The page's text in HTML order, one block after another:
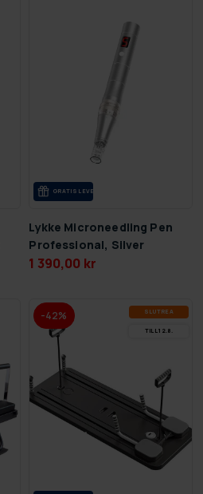
GRA­TIS LE­VE­RANS
Lykke Microneedling Pen
Professional, Silver
1 390,00 kr
-42% SLUT­REA
TILL 12.8.